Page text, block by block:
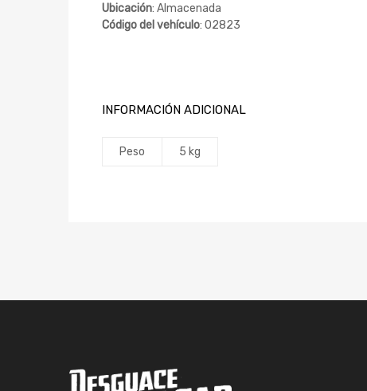
Ubicación: Almacenada
Código del vehículo: 02823
INFORMACIÓN ADICIONAL
Peso 5 kg